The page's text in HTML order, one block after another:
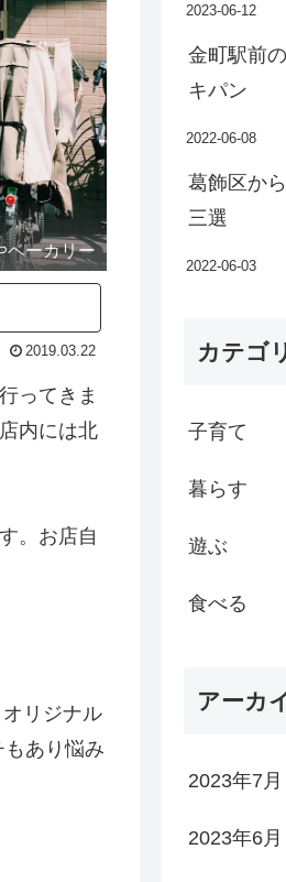
ベーカリー
2019.03.22
ってきま
内には北
。お店自
リジナル
あり悩み
2023-06-12
金町駅前
キパン
2022-06-08
葛飾区か
三選
2022-06-03
カテゴ
子育て
暮らす
遊ぶ
食べる
アーカ
2023年7月
2023年6月